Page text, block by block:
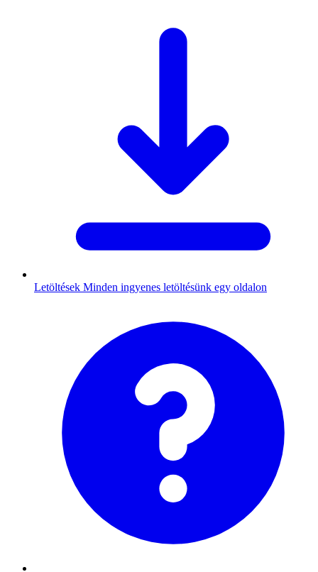
Letöltések Minden ingyenes letöltésünk egy oldalon